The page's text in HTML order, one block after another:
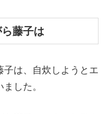
藤子は
子は、自炊しようとエ
した。